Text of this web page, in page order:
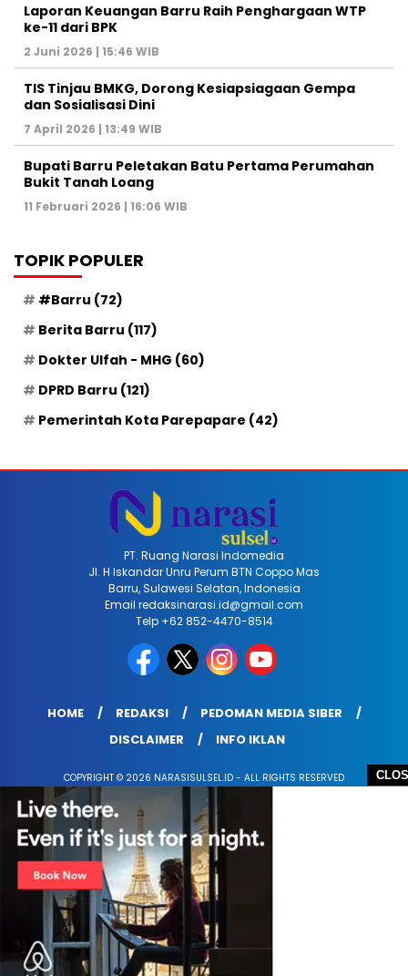
Laporan Keuangan Barru Raih Penghargaan WTP
ke-11 dari BPK
2 Juni 2026 | 15:46 WIB
TIS Tinjau BMKG, Dorong Kesiapsiagaan Gempa
dan Sosialisasi Dini
7 April 2026 | 13:49 WIB
Bupati Barru Peletakan Batu Pertama Perumahan
Bukit Tanah Loang
11 Februari 2026 | 16:06 WIB
TOPIK POPULER
#Barru (72)
Berita Barru (117)
Dokter Ulfah - MHG (60)
DPRD Barru (121)
Pemerintah Kota Parepapare (42)
PT. Ruang Narasi Indomedia
Jl. H Iskandar Unru Perum BTN Coppo Mas
Barru, Sulawesi Selatan, Indonesia
Email redaksinarasi.id@gmail.com
Telp +62 852-4470-8514
HOME REDAKSI
PEDOMAN MEDIA SIBER
DISCLAIMER
INFO IKLAN
COPYRIGHT © 2026 NARASISULSEL.ID - ALL RIGHTS RESERVED